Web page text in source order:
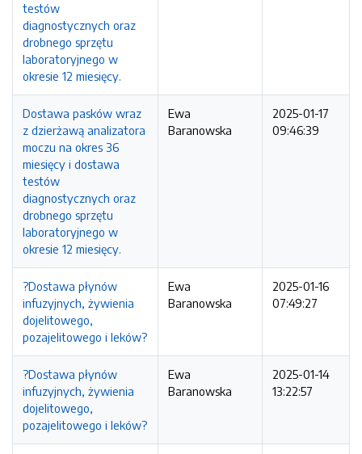
testów
diagnostycznych oraz
drobnego sprzętu
laboratoryjnego w
okresie 12 miesięcy.
Dostawa pasków wraz
z dzierżawą analizatora
moczu na okres 36
miesięcy i dostawa
testów
diagnostycznych oraz
drobnego sprzętu
laboratoryjnego w
okresie 12 miesięcy.
Ewa
Baranowska
2025-01-17
09:46:39
?Dostawa płynów
infuzyjnych, żywienia
dojelitowego,
pozajelitowego i leków?
Ewa
Baranowska
2025-01-16
07:49:27
?Dostawa płynów
infuzyjnych, żywienia
dojelitowego,
pozajelitowego i leków?
Ewa
Baranowska
2025-01-14
13:22:57